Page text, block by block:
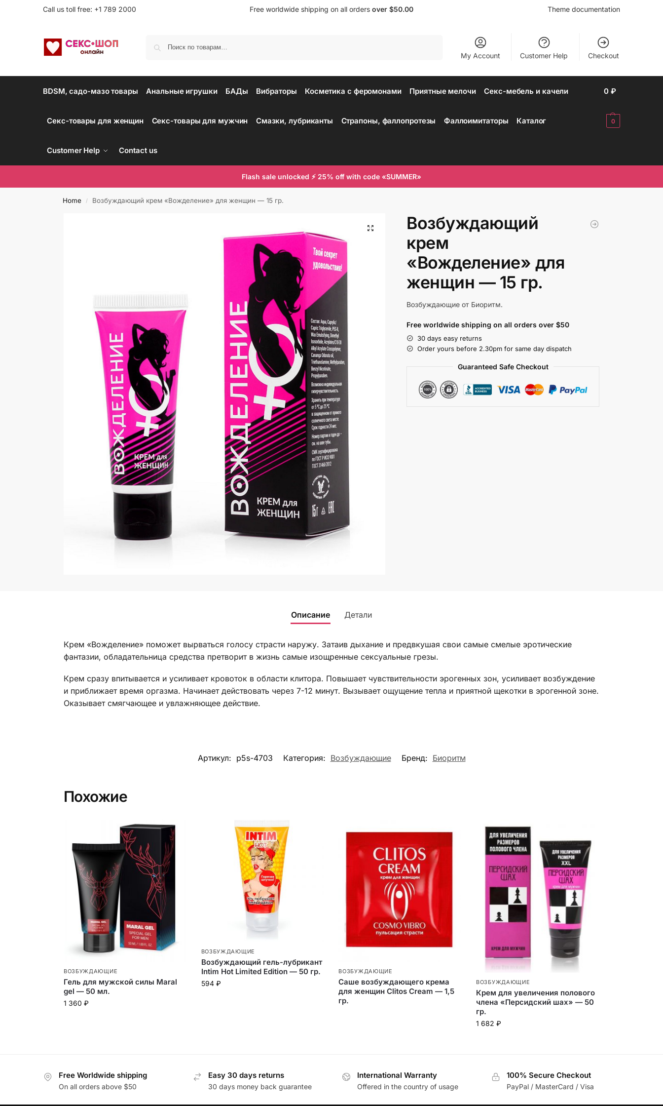
Call us toll free: +1 789 2000 Free worldwide shipping on all orders over $50.00 Theme documentation
My Account Customer Help Checkout
BDSM, садо-мазо товары Анальные игрушки БАДы Вибраторы Косметика с феромонами Приятные мелочи Секс-мебель и качели
Секс-товары для женщин Секс-товары для мужчин Смазки, лубриканты Страпоны, фаллопротезы Фаллоимитаторы Каталог
Customer Help Contact us
0 ₽
0
Flash sale unlocked ⚡ 25% off with code «SUMMER»
Home / Возбуждающий крем «Вожделение» для женщин — 15 гр.
Возбуждающий
крем
«Вожделение» для
женщин — 15 гр.
Возбуждающие от Биоритм.
Free worldwide shipping on all orders over $50
30 days easy returns
Order yours before 2.30pm for same day dispatch
Guaranteed Safe Checkout
Описание Детали
Крем «Вожделение» поможет вырваться голосу страсти наружу. Затаив дыхание и предвкушая свои самые смелые эротические
фантазии, обладательница средства претворит в жизнь самые изощренные сексуальные грезы.
Крем сразу впитывается и усиливает кровоток в области клитора. Повышает чувствительности эрогенных зон, усиливает возбуждение
и приближает время оргазма. Начинает действовать через 7-12 минут. Вызывает ощущение тепла и приятной щекотки в эрогенной зоне.
Оказывает смягчающее и увлажняющее действие.
Артикул: p5s-4703 Категория: Возбуждающие Бренд: Биоритм
Похожие
ВОЗБУЖДАЮЩИЕ
Гель для мужской силы Maral
gel — 50 мл.
1 360 ₽
ВОЗБУЖДАЮЩИЕ
Возбуждающий гель-лубрикант
Intim Hot Limited Edition — 50 гр.
594 ₽
ВОЗБУЖДАЮЩИЕ
Саше возбуждающего крема
для женщин Clitos Cream — 1,5
гр.
ВОЗБУЖДАЮЩИЕ
Крем для увеличения полового
члена «Персидский шах» — 50
гр.
1 682₽
Free Worldwide shipping
On all orders above $50
Easy 30 days returns
30 days money back guarantee
International Warranty
Offered in the country of usage
100% Secure Checkout
PayPal / MasterCard / Visa